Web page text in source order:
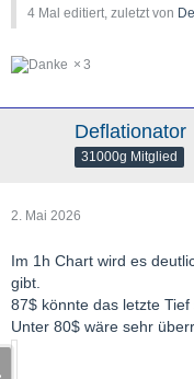
4 Mal editiert, zuletzt von
3
Deflationator
31000g Mitglied
2. Mai 2026
Im 1h Chart wird es
gibt.
87$ könnte das letzte
Unter 80$ wäre sehr